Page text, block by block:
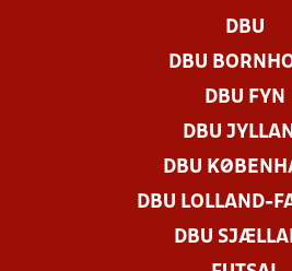
DBU
DBU
DBU FYN
DBU
DBU
DBU LOLLAND-
DBU